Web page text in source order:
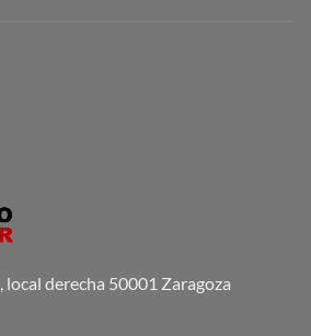
derecha 50001 Zaragoza